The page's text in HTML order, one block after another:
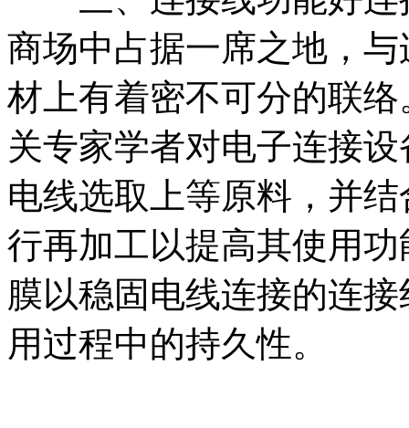
商场中占据一席之地，
材上有着密不可分的联
关专家学者对电子连接
电线选取上等原料，并
行再加工以提高其使用
膜以稳固电线连接的连
用过程中的持久性。